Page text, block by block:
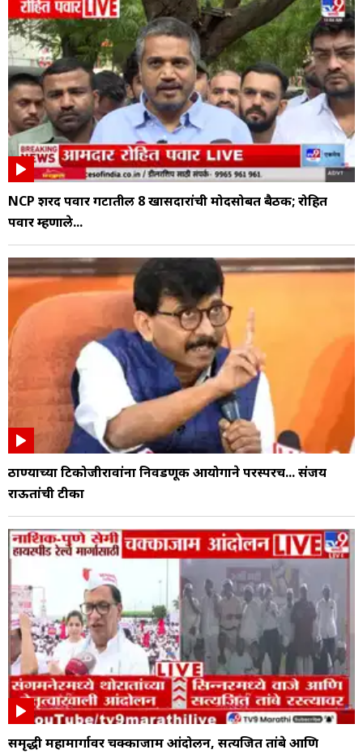
NCP शरद पवार गटातील 8 खासदारांची मोदींसोबत बैठक; रोहित
पवार म्हणाले...
ठाण्याच्या टिकोजीरावांना निवडणूक आयोगाने परस्परच... संजय
राऊतांची टीका
समृद्धी महामार्गावर चक्काजाम आंदोलन, सत्यजित तांबे आणि